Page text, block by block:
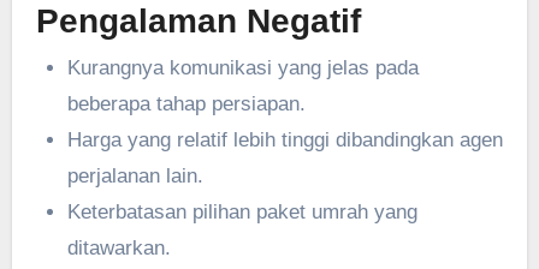
Pengalaman Negatif
Kurangnya komunikasi yang jelas pada
beberapa tahap persiapan.
Harga yang relatif lebih tinggi dibandingkan agen
perjalanan lain.
Keterbatasan pilihan paket umrah yang
ditawarkan.